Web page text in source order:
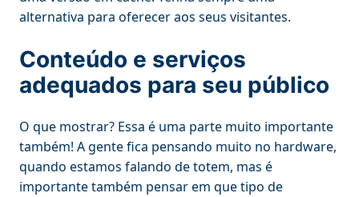
alternativa para oferecer aos seus visitantes.
Conteúdo e serviços
adequados para seu público
O que mostrar? Essa é uma parte muito importante
também! A gente fica pensando muito no hardware,
quando estamos falando de totem, mas é
importante também pensar em que tipo de